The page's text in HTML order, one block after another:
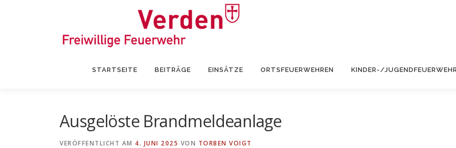
STARTSEITE BEITRÄGE EINSÄTZE ORTSFEUERWEHREN KINDER-/
Ausgelöste Brandmeldeanlage
VERÖFFENTLICHT AM 4. JUNI 2025 VON TORBEN VOIGT